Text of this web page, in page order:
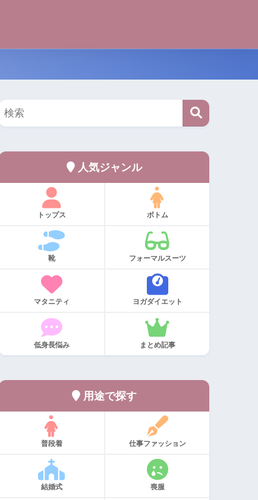
人気ジャンル
トップス ボトム
靴 フォーマルスーツ
マタニティ ヨガダイエット
低身長悩み まとめ記事
用途で探す
普段着 仕事ファッション
結婚式 喪服